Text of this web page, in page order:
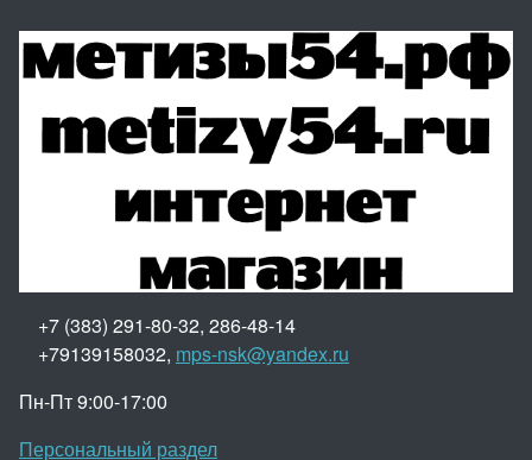
+7 (383) 291-80-32, 286-48-14
+79139158032, mps-nsk@yandex.ru
Пн-Пт 9:00-17:00
Персональный раздел